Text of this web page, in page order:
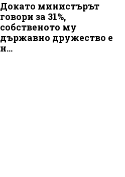
Докато министърът
говори за 31%,
собственото му
държавно дружество е
н...